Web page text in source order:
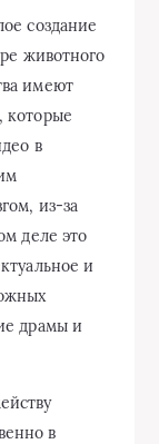
создание
животного
имеют
которые
в
из-за
деле это
и
драмы и
в